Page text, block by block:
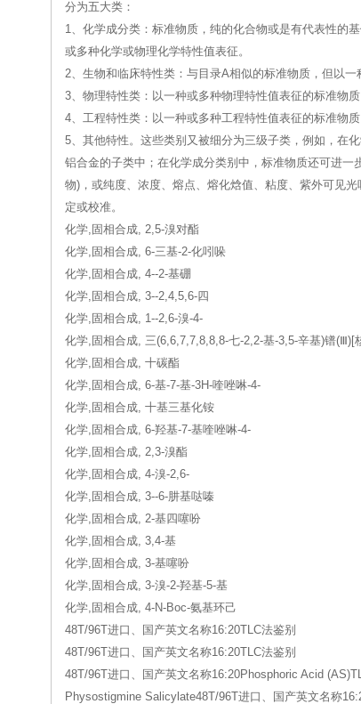
分为五大类：
1、化学成分类：标准物质，纯的化合物或是有代表性的
或多种化学或物理化学特性值表征。
2、生物和临床特性类：与目录A相似的标准物质，但以一
3、物理特性类：以一种或多种物理特性值表征的标准物质
4、工程特性类：以一种或多种工程特性值表征的标准物
5、其他特性。这些类别又被细分为三级子类，例如，在
铝合金的子类中；在化学成分类别中，标准物质还可进
物)，或纯度、浓度、熔点、熔化焓值、粘度、紫外可见
定或校准。
化学,固相合成, 2,5-溴对酯
化学,固相合成, 6-三基-2-化吲哚
化学,固相合成, 4--2-基硼
化学,固相合成, 3--2,4,5,6-四
化学,固相合成, 1--2,6-溴-4-
化学,固相合成, 三(6,6,7,7,8,8,8-七-2,2-基-3,5-辛基)镨(Ⅲ)[
化学,固相合成, 十碳酯
化学,固相合成, 6-基-7-基-3H-喹唑啉-4-
化学,固相合成, 十基三基化铵
化学,固相合成, 6-羟基-7-基喹唑啉-4-
化学,固相合成, 2,3-溴酯
化学,固相合成, 4-溴-2,6-
化学,固相合成, 3--6-肼基哒嗪
化学,固相合成, 2-基四噻吩
化学,固相合成, 3,4-基
化学,固相合成, 3-基噻吩
化学,固相合成, 3-溴-2-羟基-5-基
化学,固相合成, 4-N-Boc-氨基环己
48T/96T进口、国产英文名称16:20TLC法鉴别
48T/96T进口、国产英文名称16:20TLC法鉴别
48T/96T进口、国产英文名称16:20Phosphoric Acid
Physostigmine Salicylate48T/96T进口、国产英文名称